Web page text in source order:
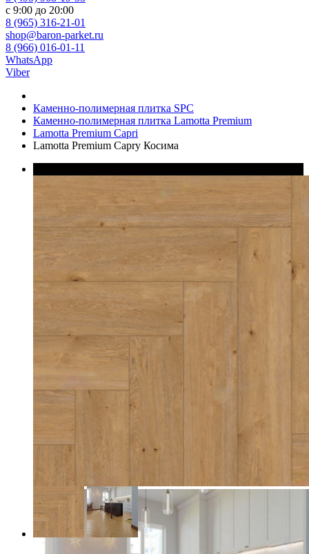
с 9:00 до 20:00
8 (965) 316-21-01
shop@baron-parket.ru
8 (966) 016-01-11
WhatsApp
Viber
Каменно-полимерная плитка SPC
Каменно-полимерная плитка Lamotta Premium
Lamotta Premium Capri
Lamotta Premium Capry Косима